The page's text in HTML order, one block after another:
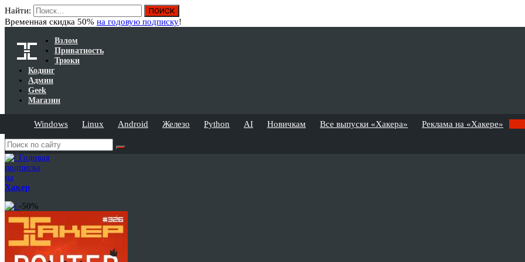
Найти:
Временная скидка 50% на годовую подписку!
Взлом
Приватность
Трюки
Кодинг
Админ
Geek
Магазин
Windows Linux Android Железо Python AI Новичкам Все выпуски «Хакера» Реклама на «Хакере»
Годовая
подписка
на
Хакер
-50%